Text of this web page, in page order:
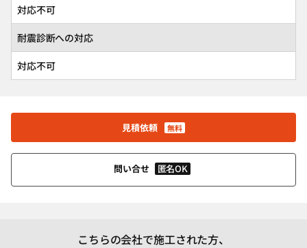
対応不可
耐震診断への対応
対応不可
見積依頼 無料
問い合せ 匿名OK
こちらの会社で施工された方、